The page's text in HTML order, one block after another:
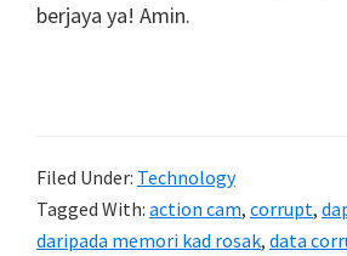
berjaya ya! Amin.
Filed Under: Technology
Tagged With: action cam, corrupt,
daripada memori kad rosak, data